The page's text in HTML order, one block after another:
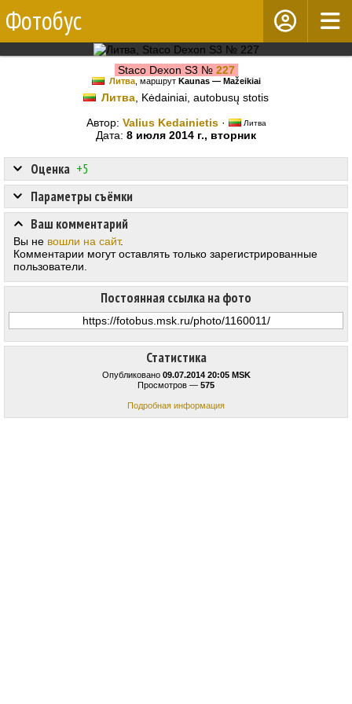
Фотобус
Staco Dexon S3 № 227
Литва, маршрут Kaunas — Mažeikiai
Литва , Kėdainiai, autobusų stotis
Автор: Valius Kedainietis· Литва
Дата: 8 июля 2014 г., вторник
Статистика
Опубликовано 09.07.2014 20:05 MSK
Просмотров — 575
Подробная информация
Оценка +5
Постоянная ссылка на фото
Параметры съёмки
Ваш комментарий
Вы не вошли на сайт.
Комментарии могут оставлять только зарегистрированные
пользователи.